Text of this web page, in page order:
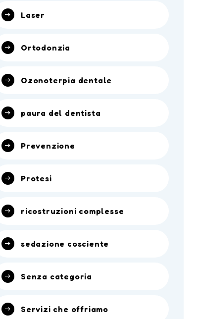
Laser
Ortodonzia
Ozonoterpia dentale
paura del dentista
Prevenzione
Protesi
ricostruzioni complesse
sedazione cosciente
Senza categoria
Servizi che offriamo